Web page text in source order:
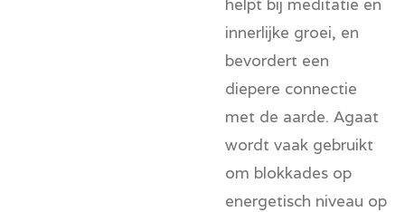
innerlijke groei, en
bevordert een
diepere connectie
met de aarde. Agaat
wordt vaak gebruikt
om blokkades op
energetisch niveau op